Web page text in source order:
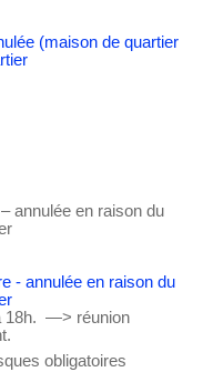
annulée en raison du
18h. —> réunion
obligatoires